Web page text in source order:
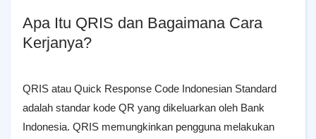
Apa Itu QRIS dan Bagaimana Cara
Kerjanya?
QRIS atau Quick Response Code Indonesian Standard
adalah ѕtаndаr kode QR yang dikeluarkan oleh Bank
Indonesia. QRIS memungkinkan pengguna melakukan